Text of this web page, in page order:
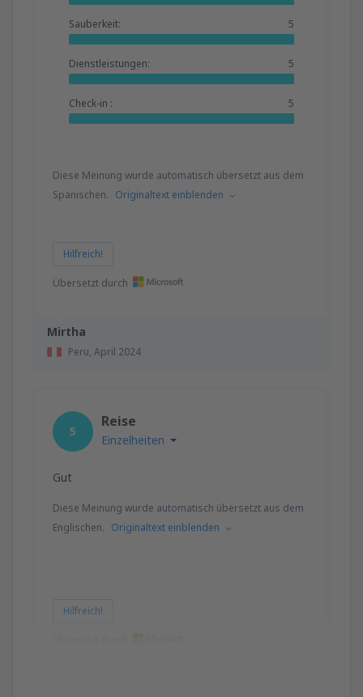
Mirtha
Peru, April 2024
Sauberkeit: 5
Dienstleistungen: 5
Check-in : 5
Diese Meinung wurde automatisch übersetzt aus dem
Spanischen. Originaltext einblenden
Hilfreich!
Übersetzt durch
5
Reise
Einzelheiten
Gut
Diese Meinung wurde automatisch übersetzt aus dem
Englischen. Originaltext einblenden
Hilfreich!